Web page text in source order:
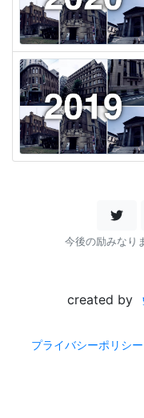
今後の励みなり
created by
プライバシーポリシー